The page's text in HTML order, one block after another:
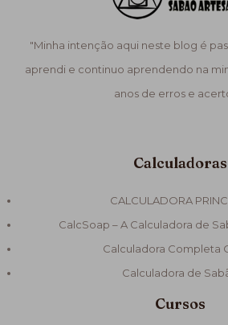
"Minha intenção aqui neste blog é
aprendi e continuo aprendendo na
anos de erros e
Calculadoras
CALCULADORA
CalcSoap – A Calculadora de
Calculadora Completa
Calculadora de
Cursos